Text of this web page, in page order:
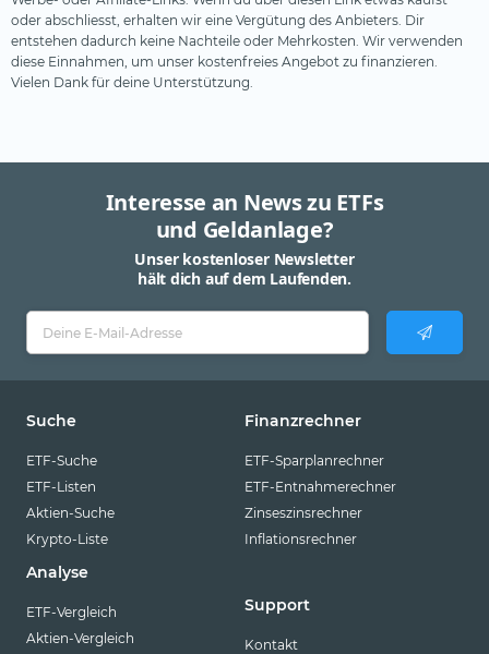
oder abschliesst, erhalten wir eine Vergütung des Anbieters. Dir
entstehen dadurch keine Nachteile oder Mehrkosten. Wir verwenden
diese Einnahmen, um unser kostenfreies Angebot zu finanzieren.
Vielen Dank für deine Unterstützung.
Interesse an News zu ETFs
und Geldanlage?
Unser kostenloser Newsletter
hält dich auf dem Laufenden.
Suche
ETF-Suche
ETF-Listen
Aktien-Suche
Krypto-Liste
Analyse
ETF-Vergleich
Aktien-Vergleich
Finanzrechner
ETF-Sparplanrechner
ETF-Entnahmerechner
Zinseszinsrechner
Inflationsrechner
Support
Kontakt